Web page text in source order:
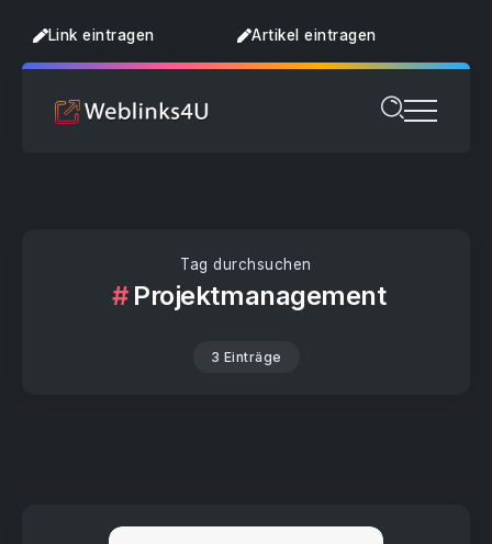
Link eintragen Artikel eintragen
Tag durchsuchen
Projektmanagement
3 Einträge